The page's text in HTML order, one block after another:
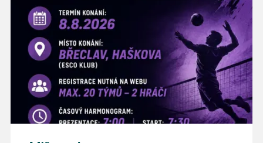
K tanci a poslechu bude hrát DH
Lanžhotčané.
Těšíme se na Vás!